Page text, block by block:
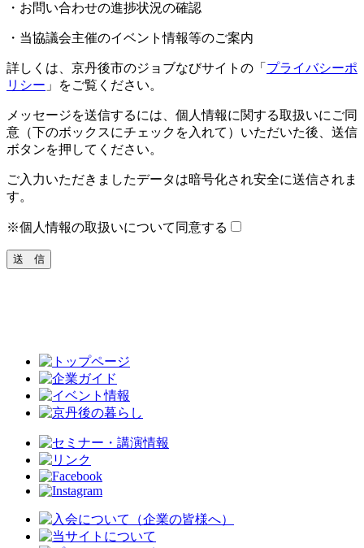
・お問い合わせの進捗状況の確認
・当協議会主催のイベント情報等のご案内
詳しくは、京丹後市のジョブなびサイトの「 プライバシーポ
リシー 」をご覧ください。
メッセージを送信するには、個人情報に関する取扱いにご同
意（下のボックスにチェックを入れて）いただいた後、送信
ボタンを押してください。
ご入力いただきましたデータは暗号化され安全に送信されま
す。
※個人情報の取扱いについて同意する